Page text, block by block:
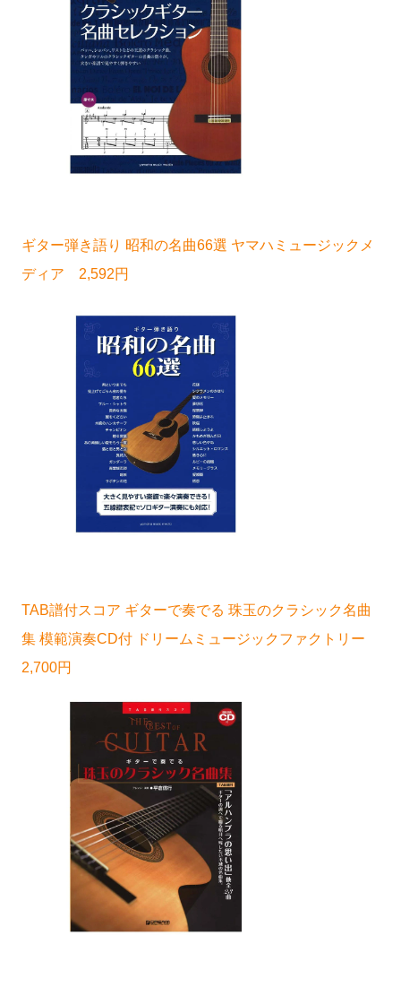
ギター弾き語り 昭和の名曲66選 ヤマハミュージックメ
ディア 2,592円
TAB譜付スコア ギターで奏でる 珠玉のクラシック名曲
集 模範演奏CD付 ドリームミュージックファクトリー
2,700円